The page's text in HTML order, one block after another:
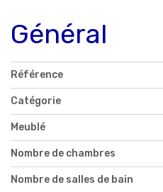
Général
Référence
Catégorie
Meublé
Nombre de chambres
Nombre de salles de bain